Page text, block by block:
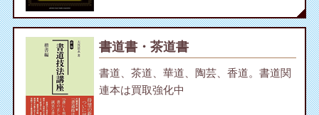
書道書・茶道書
書道、茶道、華道、陶芸、香道。書道関
連本は買取強化中